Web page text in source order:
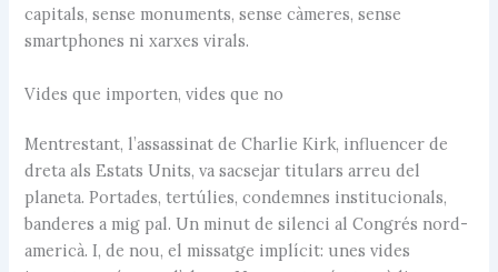
capitals, sense monuments, sense càmeres, sense
smartphones ni xarxes virals.
Vides que importen, vides que no
Mentrestant, l’assassinat de Charlie Kirk, influencer de
dreta als Estats Units, va sacsejar titulars arreu del
planeta. Portades, tertúlies, condemnes institucionals,
banderes a mig pal. Un minut de silenci al Congrés nord-
americà. I, de nou, el missatge implícit: unes vides